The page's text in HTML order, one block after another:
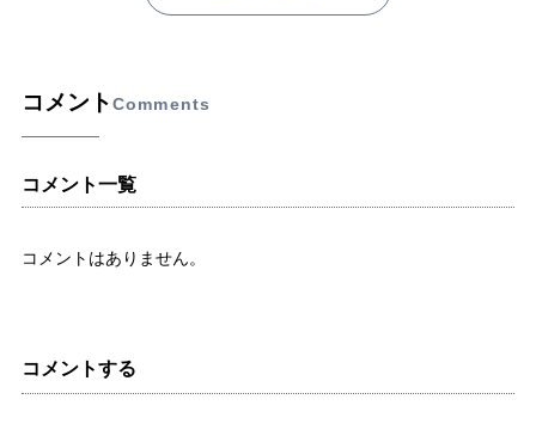
コメントComments
コメント一覧
コメントはありません。
コメントする